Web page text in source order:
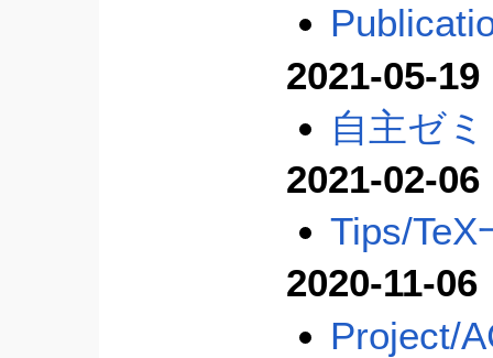
2021-05-19
自主ゼミ
2021-02-06
Tips/TeX
2020-11-06
Project/